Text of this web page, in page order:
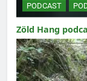
PODCAST
Zöld Hang